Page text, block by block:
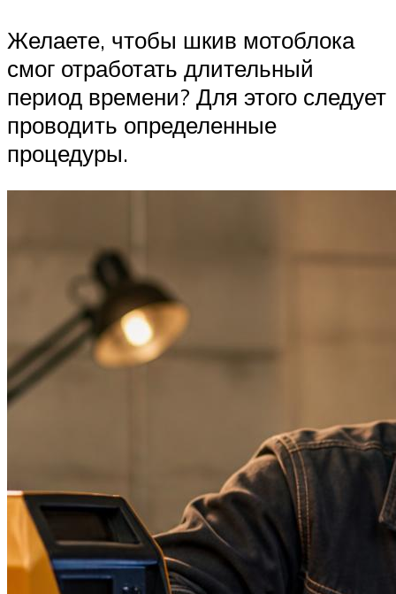
Желаете, чтобы шкив мотоблока
смог отработать длительный
период времени? Для этого следует
проводить определенные
процедуры.